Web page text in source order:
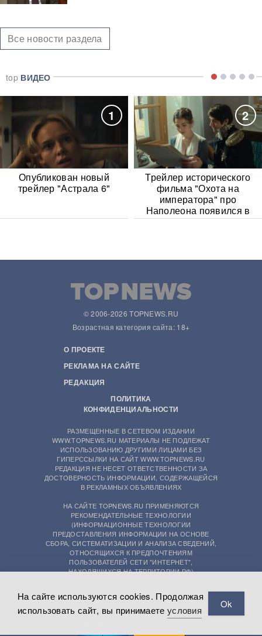
Все новости раздела
top ВИДЕО
1
Опубликован новый
трейлер "Астрала 6"
2
Трейлер исторического
фильма "Охота на
императора" про
Наполеона появился в
Сети
© 2006-2026 TOPNEWS.RU
Возрастная категория сайта: 18+
О ПРОЕКТЕ
РЕКЛАМА НА САЙТЕ
РЕДАКЦИЯ
ПОЛИТИКА
КОНФИДЕНЦИАЛЬНОСТИ
РАЗМЕЩЕННЫЕ В СЕТЕВОМ ИЗДАНИИ
WWW.TOPNEWS.RU МАТЕРИАЛЫ НЕ ПОДЛЕЖАТ
ИСПОЛЬЗОВАНИЮ ДРУГИМИ ЛИЦАМИ БЕЗ
ГИПЕРССЫЛКИ НА САЙТ WWW.TOPNEWS.RU
РЕДАКЦИЯ НЕ НЕСЕТ ОТВЕТСТВЕННОСТИ ЗА
ДОСТОВЕРНОСТЬ ИНФОРМАЦИИ, СОДЕРЖАЩЕЙСЯ
В РЕКЛАМНЫХ ОБЪЯВЛЕНИЯХ
НА САЙТЕ TOPNEWS.RU ПРИМЕНЯЮТСЯ
РЕКОМЕНДАТЕЛЬНЫЕ ТЕХНОЛОГИИ
(ИНФОРМАЦИОННЫЕ ТЕХНОЛОГИИ
ПРЕДОСТАВЛЕНИЯ ИНФОРМАЦИИ НА ОСНОВЕ
СБОРА, СИСТЕМАТИЗАЦИИ И АНАЛИЗА СВЕДЕНИЙ,
ОТНОСЯЩИХСЯ К ПРЕДПОЧТЕНИЯМ
ПОЛЬЗОВАТЕЛЕЙ СЕТИ "ИНТЕРНЕТ",
НАХОДЯЩИХСЯ НА ТЕРРИТОРИИ РФ)
На сайте используются cookies. Продолжая
использовать сайт, вы принимаете условия
Ok